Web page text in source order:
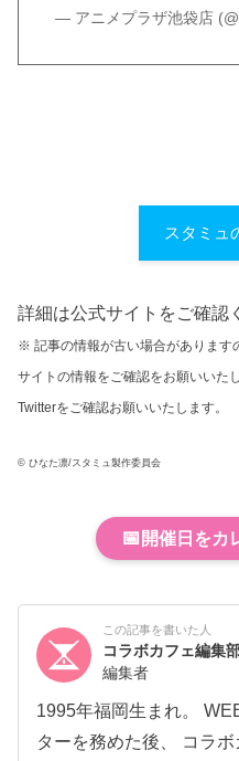
— アニメプラザ池袋店
スタミュ
詳細は公式サイトをご確認
※ 記事の情報が古い場合があります
サイトの情報をご確認をお願いいた
Twitterをご確認お願いいたします。
© ひなた凛/スタミュ製作委員会
📅 開催日をカ
この記事を書いた人
コラボカフェ編集
編集者
1995年福岡生まれ。
ターを務めた後、 コラ